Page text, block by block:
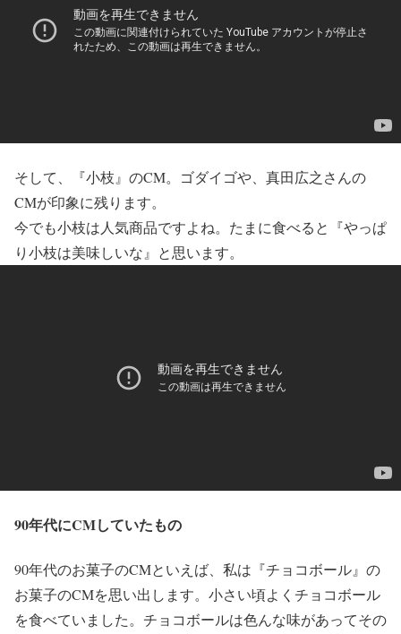
そして、『小枝』のCM。ゴダイゴや、真田広之さんの
CMが印象に残ります。
今でも小枝は人気商品ですよね。たまに食べると『やっぱ
り小枝は美味しいな』と思います。
90年代にCMしていたもの
90年代のお菓子のCMといえば、私は『チョコボール』の
お菓子のCMを思い出します。小さい頃よくチョコボール
を食べていました。チョコボールは色んな味があってその